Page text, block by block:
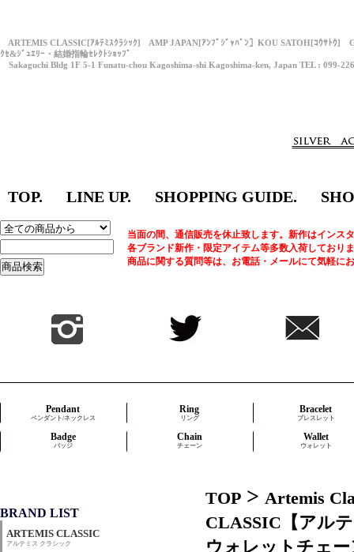
ARTEMIS CLASSIC[ｱﾙﾃﾐｽｸﾗｼｯｸ] AMP JAPAN[ｱﾝﾌﾟｼﾞｬﾊﾟﾝ］KOU SATOH[ｺｳｻﾄｳ]
ｸｾ&ｼﾞｭｴﾘｰ・結婚指輪ｾﾚｸﾄｼｮｯﾌﾟ
Sakaguchi Bldg 1F 5-1 Funatu-chou Kagoshima-shi Kagoshima-ken, Japan TEL : 099-
TOP. LINE UP. SHOPPING GUIDE.
当面の間、通信販売を休止致します。新作はインス
各ブランド新作・限定アイテム等多数入荷しており
商品に関する質問等は、お電話・メールにて気軽に
Pendant
ペンダント/ネックレス
Ring
リング
Bracelet
ブレスレット
Badge
バッジ
Chain
チェーン
Wallet
ウォレット
TOP > Artemis
CLASSIC【アル
ウォレットチェー
BRAND LIST
ARTEMIS CLASSIC
アルテミス クラシック